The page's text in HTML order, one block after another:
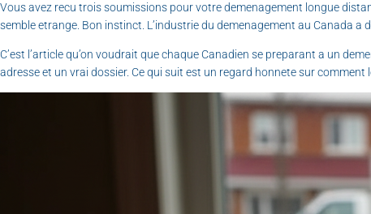
Vous avez recu trois soumissions pour votre demenagement longue
semble etrange. Bon instinct. L’industrie du demenagement au Canada
C’est l’article qu’on voudrait que chaque Canadien se preparant a un
adresse et un vrai dossier. Ce qui suit est un regard honnete sur